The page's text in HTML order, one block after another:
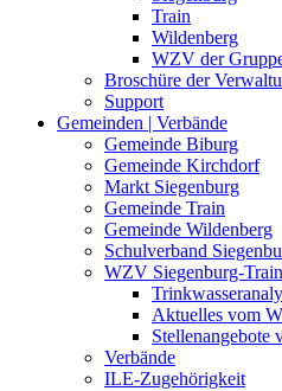
Train
Wildenberg
WZV der
Broschüre der
Support
Gemeinden | Verbände
Gemeinde Biburg
Gemeinde Kirchdorf
Markt Siegenburg
Gemeinde Train
Gemeinde Wildenberg
Schulverband
WZV Siegenburg-Train
Aktuelles vom
Stellenangebote
Verbände
ILE-Zugehörigkeit